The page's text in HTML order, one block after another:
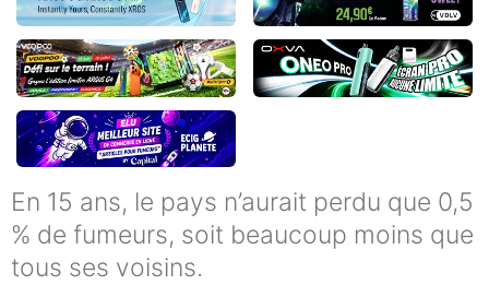
En 15 ans, le pays n’aurait perdu que 0,5
% de fumeurs, soit beaucoup moins que
tous ses voisins.